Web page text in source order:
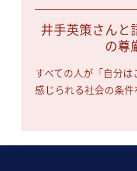
井手英策さんと
の尊
すべての人が「自分は
感じられる社会の条件